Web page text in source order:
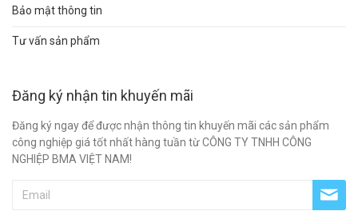
Bảo mật thông tin
Tư vấn sản phẩm
Đăng ký nhận tin khuyến mãi
Đăng ký ngay để được nhận thông tin khuyến mãi các sản phẩm
công nghiệp giá tốt nhất hàng tuần từ CÔNG TY TNHH CÔNG
NGHIỆP BMA VIỆT NAM!